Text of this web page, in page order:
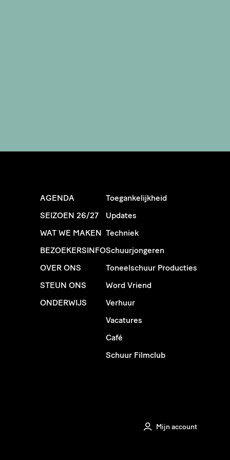
AGENDA
SEIZOEN 26/27
WAT WE MAKEN
BEZOEKERSINFO
OVER ONS
STEUN ONS
ONDERWIJS
Toegankelijkheid
Updates
Techniek
Schuurjongeren
Toneelschuur Producties
Word Vriend
Verhuur
Vacatures
Café
Schuur Filmclub
Mijn account